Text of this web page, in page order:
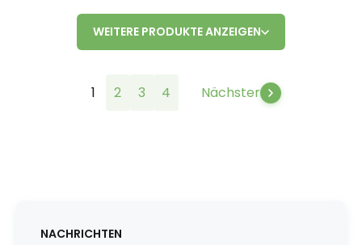
WEITERE PRODUKTE ANZEIGEN
1 2 3 4 Nächster
NACHRICHTEN